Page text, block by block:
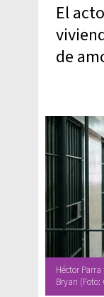
El
de
Héctor
Bryan (Foto: